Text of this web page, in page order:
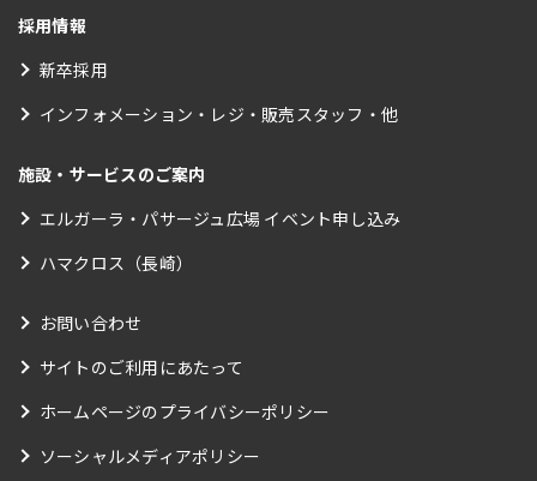
採用情報
新卒採用
インフォメーション・レジ・販売スタッフ・他
施設・サービスのご案内
エルガーラ・パサージュ広場 イベント申し込み
ハマクロス（長崎）
お問い合わせ
サイトのご利用にあたって
ホームページのプライバシーポリシー
ソーシャルメディアポリシー